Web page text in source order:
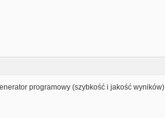
programowy (szybkość i jakość wyników)